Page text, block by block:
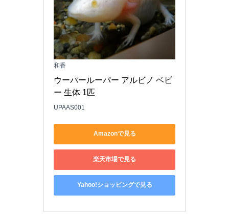
和香
ウーパールーパー アルビノ ベビ
ー 生体 1匹
UPAAS001
Amazonで見る
楽天市場で見る
Yahoo!ショッピングで見る